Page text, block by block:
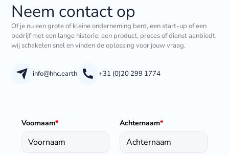
Neem contact op
Of je nu een grote of kleine onderneming bent, een start-up of een
bedrijf met een lange historie; een product, proces of dienst aanbiedt,
wij schakelen snel en vinden de oplossing voor jouw vraag.
info@hhc.earth +31 (0)20 299 1774
Voornaam* Achternaam*